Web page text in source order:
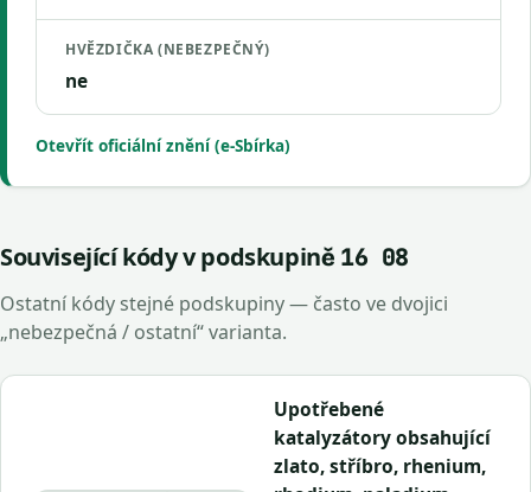
HVĚZDIČKA (NEBEZPEČNÝ)
ne
Otevřít oficiální znění (e-Sbírka)
Související kódy v podskupině 16 08
Ostatní kódy stejné podskupiny — často ve dvojici
„nebezpečná / ostatní“ varianta.
Upotřebené
katalyzátory obsahující
zlato, stříbro, rhenium,